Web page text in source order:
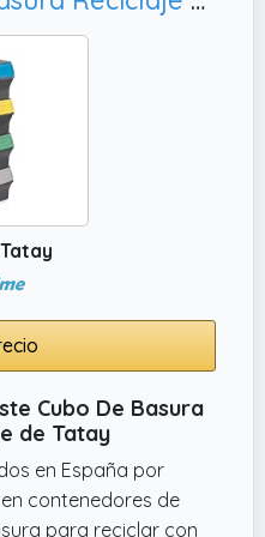
la
y sin mezclar
El sistema
para
la salida
limpio y saludable.
Cubo De Basura
de Tatay
en España por
en contenedores de
para reciclar con